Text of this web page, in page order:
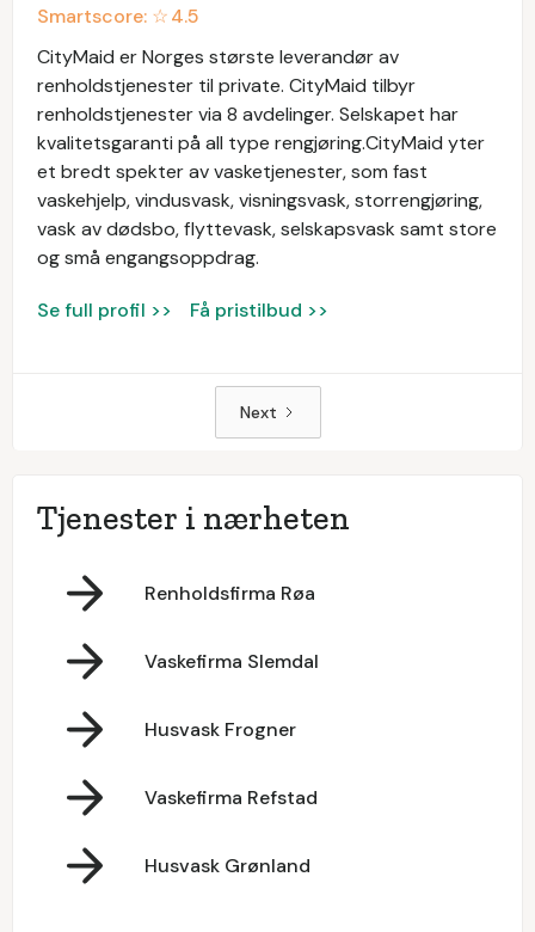
Smartscore: ☆4.5
CityMaid er Norges største leverandør av
renholdstjenester til private. CityMaid tilbyr
renholdstjenester via 8 avdelinger. Selskapet har
kvalitetsgaranti på all type rengjøring.CityMaid yter
et bredt spekter av vasketjenester, som fast
vaskehjelp, vindusvask, visningsvask, storrengjøring,
vask av dødsbo, flyttevask, selskapsvask samt store
og små engangsoppdrag.
Se full profil >> Få pristilbud >>
Next
Tjenester i nærheten
Renholdsfirma Røa
Vaskefirma Slemdal
Husvask Frogner
Vaskefirma Refstad
Husvask Grønland